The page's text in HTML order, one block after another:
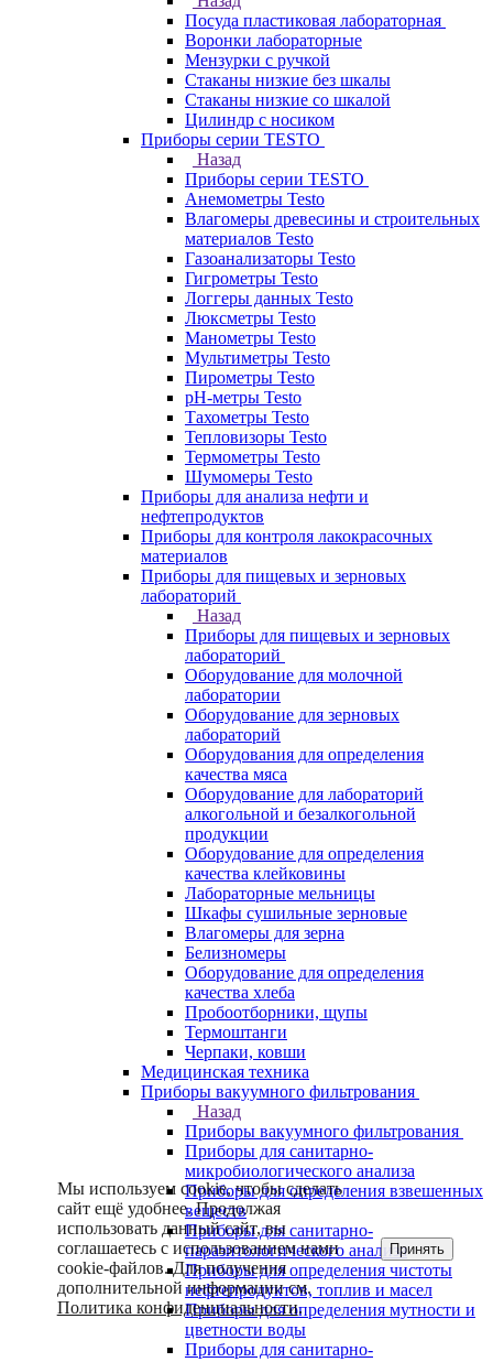
Посуда пластиковая лабораторная
Воронки лабораторные
Мензурки с ручкой
Стаканы низкие без шкалы
Стаканы низкие со шкалой
Цилиндр с носиком
Приборы серии TESTO
Назад
Приборы серии TESTO
Анемометры Testo
Влагомеры древесины и строительных
материалов Testo
Газоанализаторы Testo
Гигрометры Testo
Логгеры данных Testo
Люксметры Testo
Манометры Testo
Мультиметры Testo
Пирометры Testo
pH-метры Testo
Тахометры Testo
Тепловизоры Testo
Термометры Testo
Шумомеры Testo
Приборы для анализа нефти и
нефтепродуктов
Приборы для контроля лакокрасочных
материалов
Приборы для пищевых и зерновых
лабораторий
Назад
Приборы для пищевых и зерновых
лабораторий
Оборудование для молочной
лаборатории
Оборудование для зерновых
лабораторий
Оборудования для определения
качества мяса
Оборудование для лабораторий
алкогольной и безалкогольной
продукции
Оборудование для определения
качества клейковины
Лабораторные мельницы
Шкафы сушильные зерновые
Влагомеры для зерна
Белизномеры
Оборудование для определения
качества хлеба
Пробоотборники, щупы
Термоштанги
Черпаки, ковши
Медицинская техника
Приборы вакуумного фильтрования
Назад
Приборы вакуумного фильтрования
Приборы для санитарно-
микробиологического анализа
Приборы для определения взвешенных
веществ
Приборы для санитарно-
паразитологического анализа
Приборы для определения чистоты
нефтепродуктов, топлив и масел
Приборы для определения мутности и
цветности воды
Приборы для санитарно-
Мы используем cookie, чтобы сделать
сайт ещё удобнее. Продолжая
использовать данный сайт, вы
соглашаетесь с использованием нами
cookie-файлов. Для получения
дополнительной информации см.
Политика конфиденциальности.
Принять